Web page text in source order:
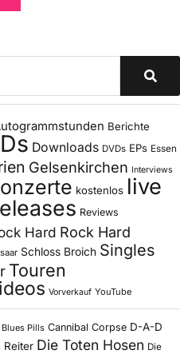
Berichte
Downloads DVDs EPs Essen
Gelsenkirchen Interviews
kostenlos live
Reviews
Hard Rock Hard
saar Schloss Broich Singles
Touren
Vorverkauf YouTube
Blues Pills Cannibal Corpse D-A-D
Reiter Die Toten Hosen Die